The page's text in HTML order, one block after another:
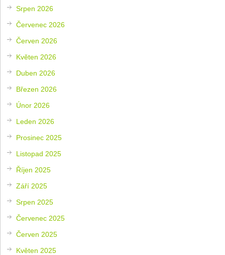
Srpen 2026
Červenec 2026
Červen 2026
Květen 2026
Duben 2026
Březen 2026
Únor 2026
Leden 2026
Prosinec 2025
Listopad 2025
Říjen 2025
Září 2025
Srpen 2025
Červenec 2025
Červen 2025
Květen 2025